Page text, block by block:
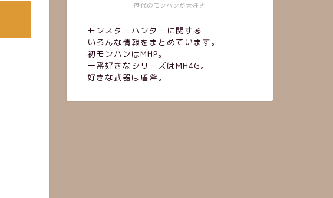
歴代のモンハンが大好き
モンスターハンターに関する
いろんな情報をまとめています。
初モンハンはMHP。
一番好きなシリーズはMH4G。
好きな武器は盾斧。